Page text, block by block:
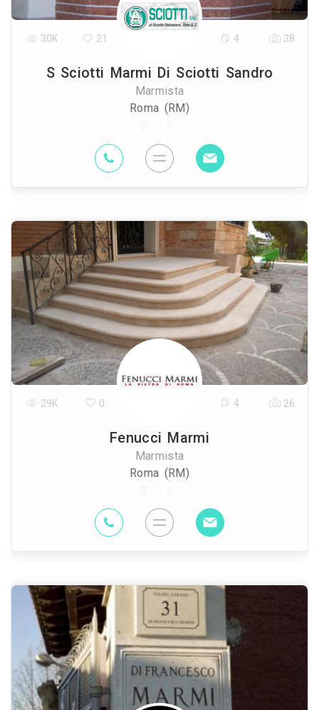
S Sciotti Marmi Di Sciotti Sandro
Marmista
Roma (RM)
30K 21 4 38
Fenucci Marmi
Marmista
Roma (RM)
29K 0 4 26